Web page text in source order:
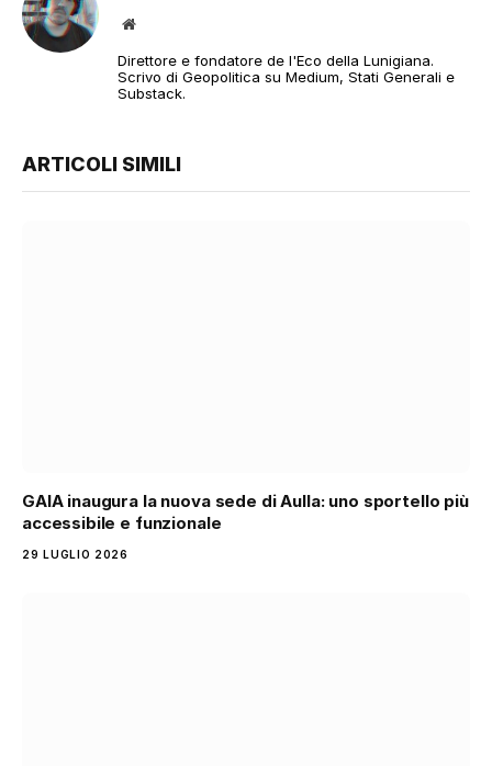
Sito
Direttore e fondatore de l'Eco della Lunigiana.
Scrivo di Geopolitica su Medium, Stati Generali e
Substack.
ARTICOLI SIMILI
GAIA inaugura la nuova sede di Aulla: uno sportello più
accessibile e funzionale
29 LUGLIO 2026